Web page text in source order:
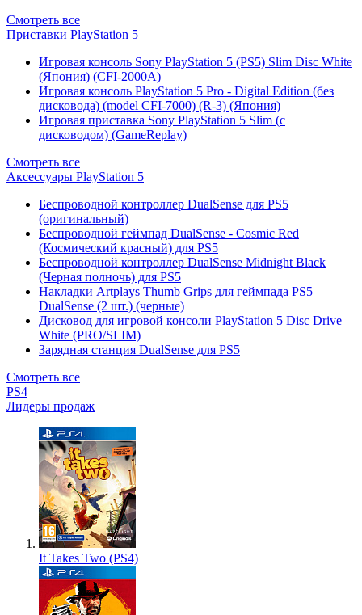
Смотреть все
Приставки PlayStation 5
Игровая консоль Sony PlayStation 5 (PS5) Slim Disc White
(Япония) (CFI-2000A)
Игровая консоль PlayStation 5 Pro - Digital Edition (без
дисковода) (model CFI-7000) (R-3) (Япония)
Игровая приставка Sony PlayStation 5 Slim (с
дисководом) (GameReplay)
Смотреть все
Аксессуары PlayStation 5
Беспроводной контроллер DualSense для PS5
(оригинальный)
Беспроводной геймпад DualSense - Cosmic Red
(Космический красный) для PS5
Беспроводной контроллер DualSense Midnight Black
(Черная полночь) для PS5
Накладки Artplays Thumb Grips для геймпада PS5
DualSense (2 шт.) (черные)
Дисковод для игровой консоли PlayStation 5 Disc Drive
White (PRO/SLIM)
Зарядная станция DualSense для PS5
Смотреть все
PS4
Лидеры продаж
It Takes Two (PS4)